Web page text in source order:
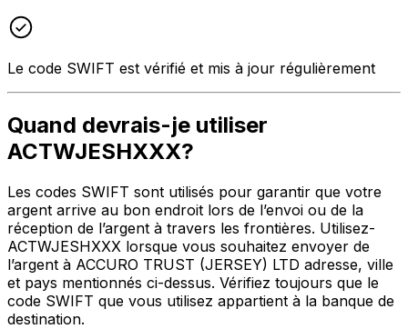
Le code SWIFT est vérifié et mis à jour régulièrement
Quand devrais-je utiliser
ACTWJESHXXX?
Les codes SWIFT sont utilisés pour garantir que votre
argent arrive au bon endroit lors de l’envoi ou de la
réception de l’argent à travers les frontières. Utilisez-
ACTWJESHXXX lorsque vous souhaitez envoyer de
l’argent à ACCURO TRUST (JERSEY) LTD adresse, ville
et pays mentionnés ci-dessus. Vérifiez toujours que le
code SWIFT que vous utilisez appartient à la banque de
destination.